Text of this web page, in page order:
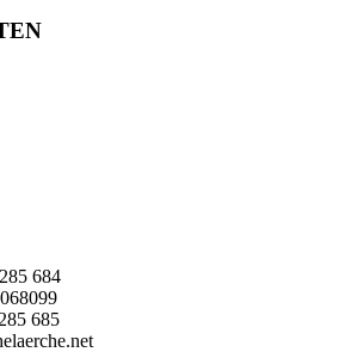
684
685